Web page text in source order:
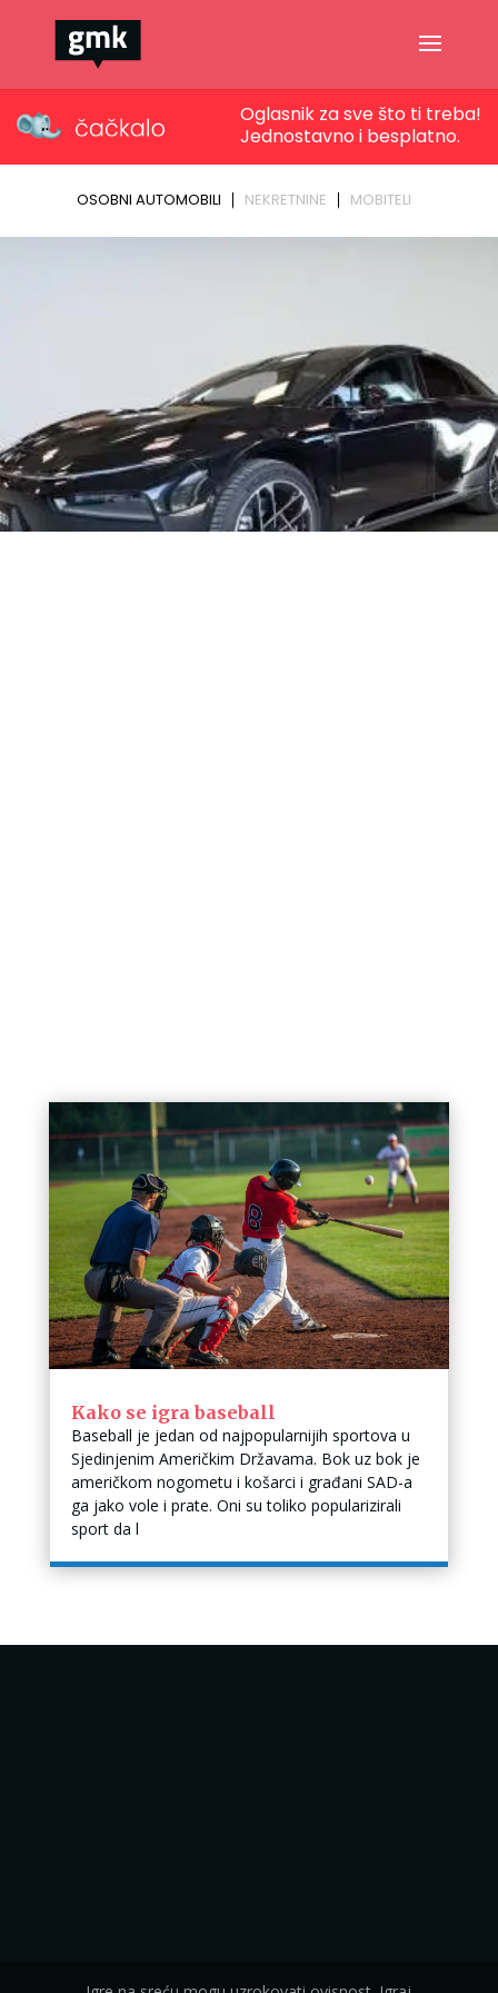
Kako se igra baseball
Baseball je jedan od najpopularnijih sportova u
Sjedinjenim Američkim Državama. Bok uz bok je
američkom nogometu i košarci i građani SAD-a
ga jako vole i prate. Oni su toliko popularizirali
sport da l